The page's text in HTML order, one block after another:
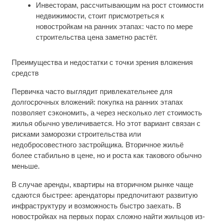
Инвесторам, рассчитывающим на рост стоимости
недвижимости, стоит присмотреться к
новостройкам на ранних этапах: часто по мере
строительства цена заметно растёт.
Преимущества и недостатки с точки зрения вложения
средств
Первичка часто выглядит привлекательнее для
долгосрочных вложений: покупка на ранних этапах
позволяет сэкономить, а через несколько лет стоимость
жилья обычно увеличивается. Но этот вариант связан с
рисками заморозки строительства или
недобросовестного застройщика. Вторичное жильё
более стабильно в цене, но и роста как такового обычно
меньше.
В случае аренды, квартиры на вторичном рынке чаще
сдаются быстрее: арендаторы предпочитают развитую
инфраструктуру и возможность быстро заехать. В
новостройках на первых порах сложно найти жильцов из-